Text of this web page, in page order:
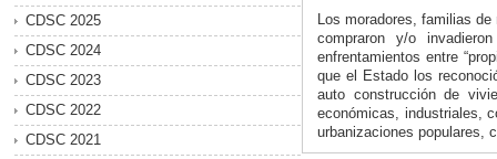
CDSC 2025
CDSC 2024
CDSC 2023
CDSC 2022
CDSC 2021
Los moradores, familias
compraron y/o
enfrentamientos entre
que el Estado los
auto construcción de
económicas, industriales,
urbanizaciones populares,